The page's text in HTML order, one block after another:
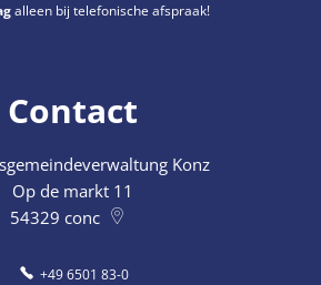
alleen bij telefonische afspraak!
Contact
Konz
Op de markt 11
54329 conc
+49 6501 83-0